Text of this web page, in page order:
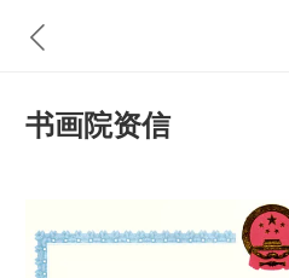
书画院资信